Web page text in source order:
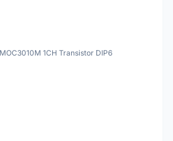
1CH Transistor DIP6